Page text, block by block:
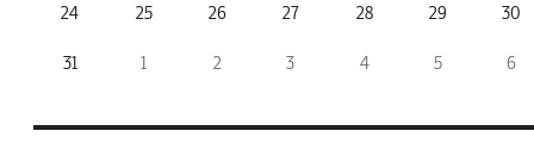
24 25 26 27 28 29 30
31 1 2 3 4 5 6